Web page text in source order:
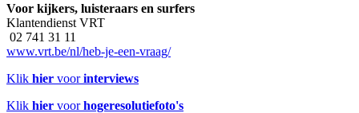
Voor kijkers, luisteraars en surfers
Klantendienst VRT
02 741 31 11
www.vrt.be/nl/heb-je-een-vraag/
Klik hier voorinterviews
Klik hier voorhogeresolutiefoto's